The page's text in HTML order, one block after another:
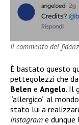
Il commento del
È bastato questo
pettegolezzi che
Belen e Angelo. Il
“allergico” al
stato lui a
Instagram e